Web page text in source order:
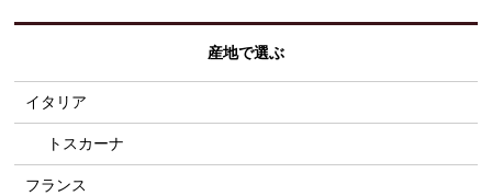
産地で選ぶ
イタリア
トスカーナ
フランス